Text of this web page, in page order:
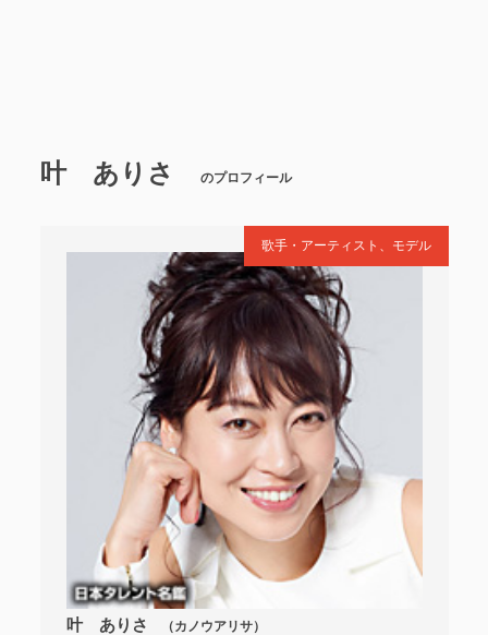
叶 ありさ のプロフィール
歌手・アーティスト、モデル
叶 ありさ （カノウアリサ）